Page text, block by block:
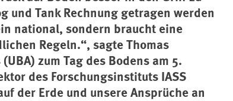
und Tank Rechnung getragen werden
national, sondern braucht eine
Regeln.“, sagte Thomas
zum Tag des Bodens am 5.
des Forschungsinstituts IASS
der Erde und unsere Ansprüche an